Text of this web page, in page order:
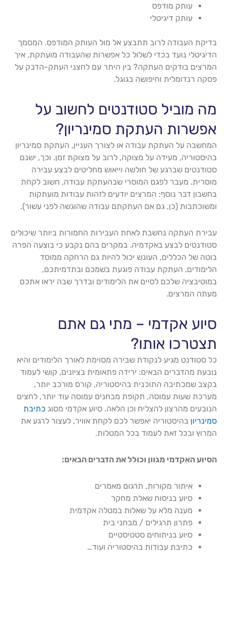
עותק מודפס
עותק דיגיטלי
בדיקת העבודה לרוב תתבצע אל מול העותק המודפס. המסמך
הדיגיטלי נועד בכדי לשלול כל אפשרות שהעבודה מועתקת. איך
המרצים בודקים העתקה? בין היתר עם לחצני העתק-הדבק על
פסקה רנדומלית וחיפושה בגוגל.
מה מוביל סטודנטים לחשוב על
אפשרות העתקת סמינריון?
המחשבה על העתקת עבודה או לצורך העניין, העתקת סמינריון
בהיסטוריה, מעידה על מצוקה, לרוב על מצוקת זמן. וכך, ישנם
סטודנטים שברגע של חולשה וייאוש מחליטים לבצע עבירה
מוסרית. מעבר לפגם המוסרי שבהעתקת עבודה, חשוב לקחת
בחשבון דבר נוסף: המרצים יודעים לזהות עבודות מועתקות
ומשוכתבות (כן, גם אם העתקתם עבודה שהוגשה לפני עשור).
עבירת העתקה נחשבת לאחת העבירות החמורות ביותר שיכולים
סטודנטים לבצע באקדמיה. במקרים בהם נקבע כי בוצעה הפרה
בוטה של הכללים, העונש יכול להיות גם הרחקה ממוסד
הלימודים. העתקת עבודה פוגעת בשמכם ובתדמיתכם,
במוטיבציה שלכם לסיים את הלימודים ובדרך שבה יראו אתכם
מעתה המרצים.
סיוע אקדמי – מתי גם אתם
תצטרכו אותו?
כל סטודנט מגיע לנקודת שבירה מסוימת לאורך הלימודים והיא
נובעת מהדברים הבאים: ירידה פתאומית בציונים, קושי לעמוד
בקצב שמכתיבה התוכנית בהיסטוריה, קורס מורכב יותר,
מערכת שעות עמוסה, תקופת מבחנים עמוסה עוד יותר, לחצים
הנובעים מהרצון להצליח וכן הלאה. סיוע אקדמי מסוג כתיבת
סמינריון בהיסטוריה יאפשר לכם לקחת אוויר, לעצור לרגע את
המרוץ ובכל זאת לעמוד בכל המטלות.
הסיוע האקדמי מגוון וכולל את הדברים הבאים:
איתור מקורות, תרגום מאמרים
סיוע בניסוח שאלת מחקר
מענה מלא על שאלות במטלה אקדמית
פתרון תרגילים / מבחני בית
סיוע בניתוחים סטטיסטיים
כתיבת עבודות בהיסטוריה ועוד…